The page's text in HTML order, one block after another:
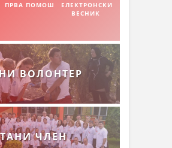
ПРВА ПОМОШ
ЕЛЕКТРОНСКИ
ВЕСНИК
ВОЛОНТЕР
ЧЛЕН